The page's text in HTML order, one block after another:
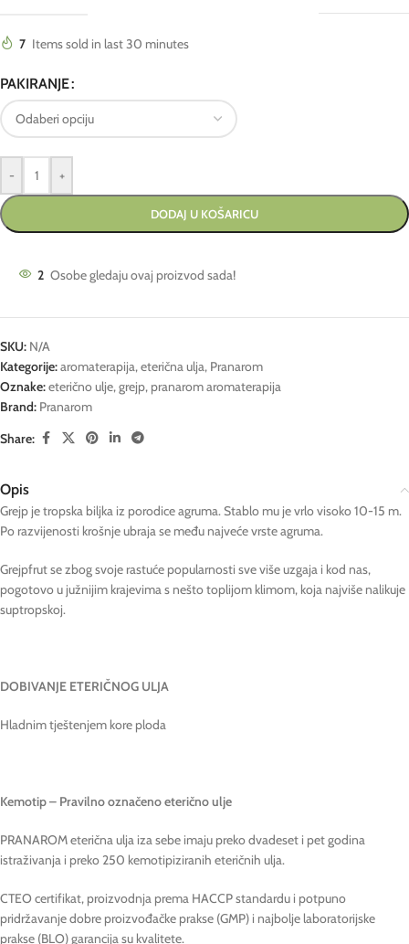
7 Items sold in last 30 minutes
PAKIRANJE
- +
DODAJ U KOŠARICU
2 Osobe gledaju ovaj proizvod sada!
SKU: N/A
Kategorije:aromaterapija,eterična ulja, Pranarom
Oznake:eterično ulje,grejp, pranarom aromaterapija
Brand: Pranarom
Share:
Opis
Grejp je tropska biljka iz porodice agruma. Stablo mu je vrlo visoko 10-15 m.
Po razvijenosti krošnje ubraja se među najveće vrste agruma.
Grejpfrut se zbog svoje rastuće popularnosti sve više uzgaja i kod nas,
pogotovo u južnijim krajevima s nešto toplijom klimom, koja najviše nalikuje
suptropskoj.
DOBIVANJE ETERIČNOG ULJA
Hladnim tještenjem kore ploda
Kemotip – Pravilno označeno eterično ulje
PRANAROM eterična ulja iza sebe imaju preko dvadeset i pet godina
istraživanja i preko 250 kemotipiziranih eteričnih ulja.
CTEO certifikat, proizvodnja prema HACCP standardu i potpuno
pridržavanje dobre proizvođačke prakse (GMP) i najbolje laboratorijske
prakse (BLO) garancija su kvalitete.